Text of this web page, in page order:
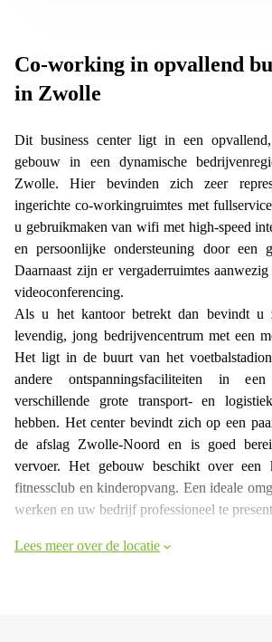
Co-working in opvallend
in Zwolle
Dit business center ligt in een
gebouw in een dynamische
Zwolle. Hier bevinden zich zeer
ingerichte co-workingruimtes met
u gebruikmaken van wifi met high-speed
en persoonlijke ondersteuning door een
Daarnaast zijn er vergaderruimtes
videoconferencing.
Als u het kantoor betrekt dan bevindt u
levendig, jong bedrijvencentrum met een
Het ligt in de buurt van het
andere ontspanningsfaciliteiten in
verschillende grote transport- en
hebben. Het center bevindt zich op een
de afslag Zwolle-Noord en is goed
vervoer. Het gebouw beschikt over een
fitnessclub en kinderopvang. Een ideale
werken en uw bedrijf professioneel te
Lees meer over de locatie